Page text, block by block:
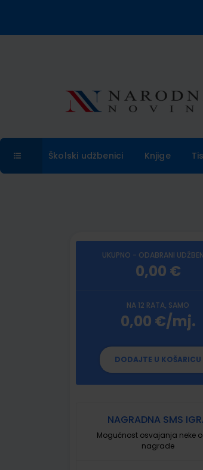
Školski udžbenici Knjige
UKUPNO - ODABRANI
0,00 €
NA 12 RATA, SAMO
0,00 €/mj.
DODAJTE U KOŠARICU
NAGRADNA SMS
Mogućnost osvajanja neke
nagrade